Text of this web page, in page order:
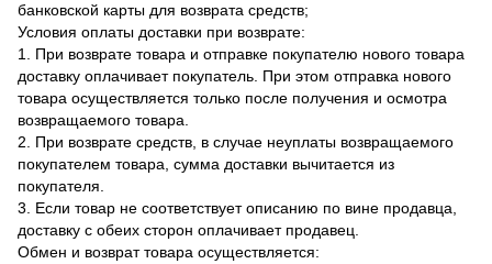
банковской карты для возврата средств;
Условия оплаты доставки при возврате:
1. При возврате товара и отправке покупателю нового товара
доставку оплачивает покупатель. При этом отправка нового
товара осуществляется только после получения и осмотра
возвращаемого товара.
2. При возврате средств, в случае неуплаты возвращаемого
покупателем товара, сумма доставки вычитается из
покупателя.
3. Если товар не соответствует описанию по вине продавца,
доставку с обеих сторон оплачивает продавец.
Обмен и возврат товара осуществляется: